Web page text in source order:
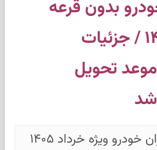
بدون قرعه
کشی خرداد ۱۴۰۵ / جزئیات
تحویل
شد
جزئیات ثبت نام ایران خودرو ویژه خرداد ۱۴۰۵